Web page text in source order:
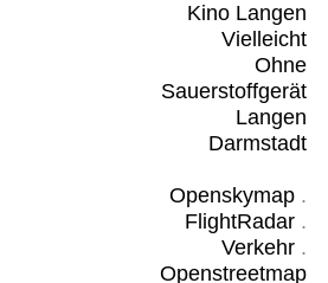
Kino Langen
Vielleicht
Ohne
Sauerstoffgerät
Langen
Darmstadt
Openskymap.
FlightRadar.
Verkehr.
Openstreetmap